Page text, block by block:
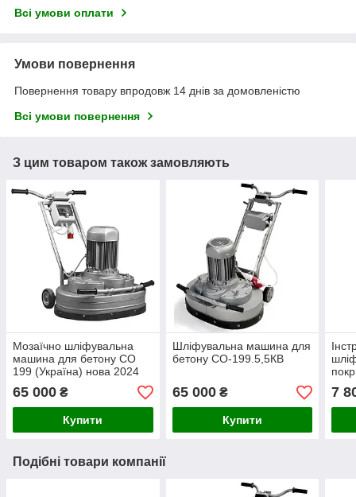
Всі умови оплати
Умови повернення
Повернення товару впродовж 14 днів за домовленістю
Всі умови повернення
З цим товаром також замовляють
Мозаїчно шліфувальна
машина для бетону СО
199 (Україна) нова 2024
65 000 ₴
Купити
Шліфувальна машина для
бетону СО-199.5,5КВ
65 000₴
Купити
7
Подібні товари компанії